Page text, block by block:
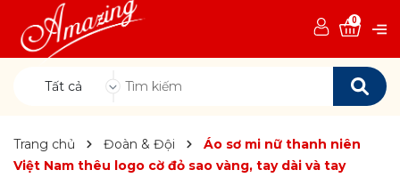
Tất cả
0
Trang chủ Đoàn & Đội
Áo sơ mi nữ thanh niên
Việt Nam thêu logo cờ đỏ sao vàng, tay dài và tay